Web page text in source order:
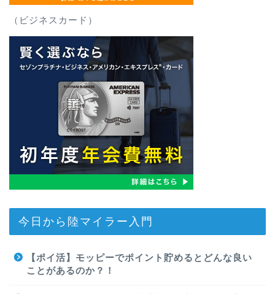
（ビジネスカード）
今日から陸マイラー入門
【ポイ活】モッピーでポイント貯めるとどんな良い
ことがあるのか？！